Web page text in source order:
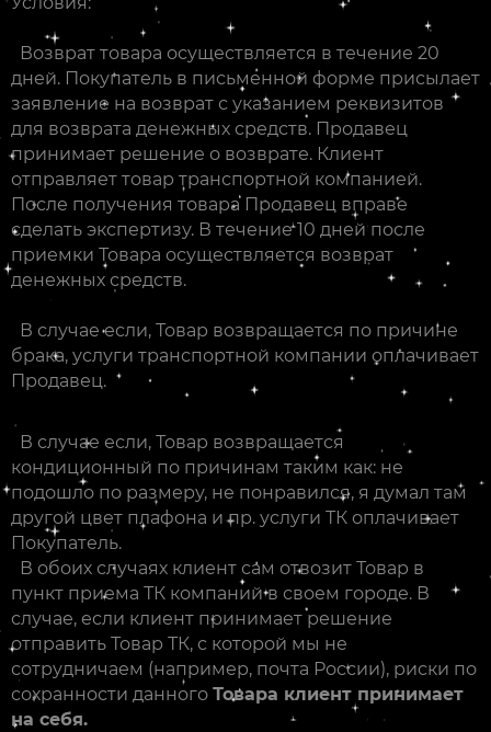
Возврат товара осуществляется в течение 20
дней. Покупатель в письменной форме присылает
заявление на возврат с указанием реквизитов
для возврата денежных средств. Продавец
принимает решение о возврате. Клиент
отправляет товар транспортной компанией.
После получения товара Продавец вправе
сделать экспертизу. В течение 10 дней после
приемки Товара осуществляется возврат
денежных средств.
В случае если, Товар возвращается по причине
брака, услуги транспортной компании оплачивает
Продавец.
В случае если, Товар возвращается
кондиционный по причинам таким как: не
подошло по размеру, не понравился, я думал там
другой цвет плафона и пр. услуги ТК оплачивает
Покупатель.
В обоих случаях клиент сам отвозит Товар в
пункт приема ТК компаний в своем городе. В
случае, если клиент принимает решение
отправить Товар ТК, с которой мы не
сотрудничаем (например, почта России), риски по
сохранности данного Товара клиент принимает
на себя.